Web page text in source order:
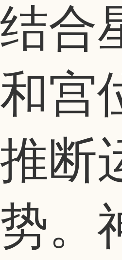
结合
和宫
推断
势。